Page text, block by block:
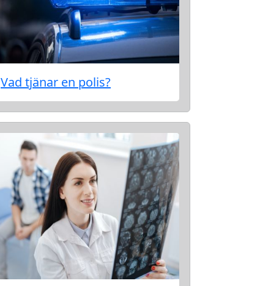
Vad tjänar en polis?